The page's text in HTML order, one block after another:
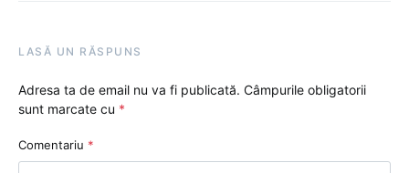
LASĂ UN RĂSPUNS
Adresa ta de email nu va fi publicată. Câmpurile obligatorii
sunt marcate cu *
Comentariu *